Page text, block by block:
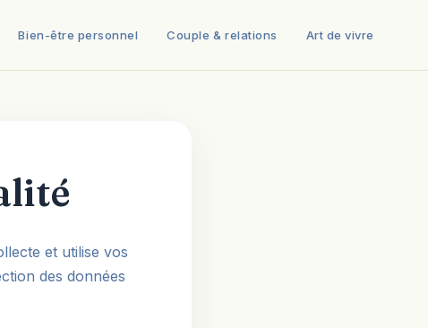
Bien-être personnel Couple & relations Art de vivre
et utilise vos
des données